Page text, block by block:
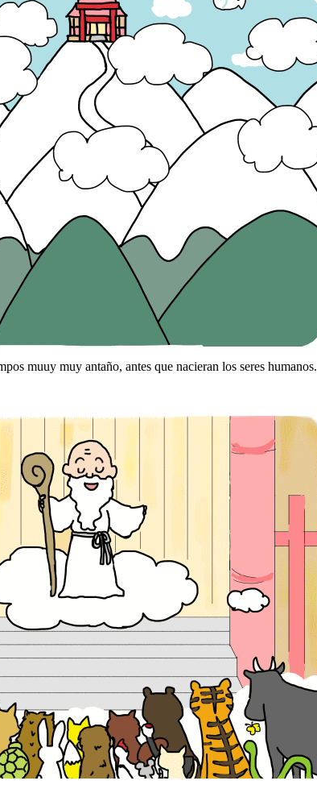
muuy muy antaño, antes que nacieran los seres humanos.